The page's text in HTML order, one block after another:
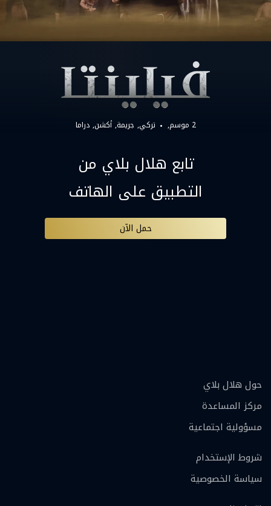
2 موسم, تركي جريمة أكشن دراما
تابع هلال بلاي من
التطبيق على الهاتف
حمل الآن
حول هلال بلاي
مركز المساعدة
مسؤولية اجتماعية
شروط الإستخدام
سياسة الخصوصية